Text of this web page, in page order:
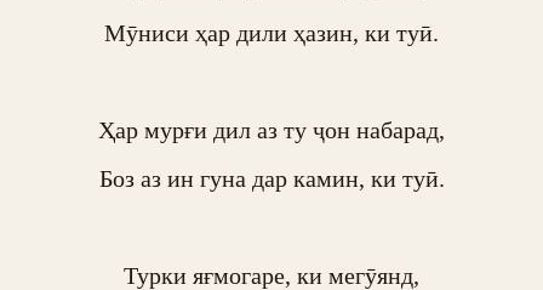
Мӯниси ҳар дили ҳазин, ки туӣ.
Ҳар мурғи дил аз ту ҷон набарад,
Боз аз ин гуна дар камин, ки туӣ.
Турки яғмогаре, ки мегӯянд,